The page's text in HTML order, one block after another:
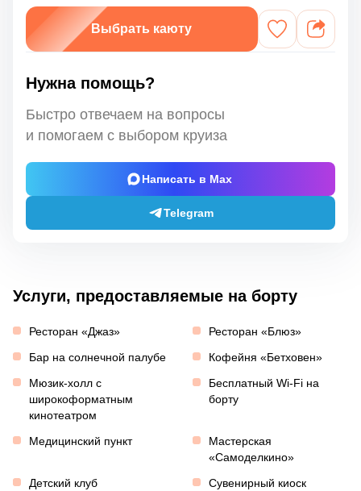
Выбрать каюту
Нужна помощь?
Быстро отвечаем на вопросы
и помогаем с выбором круиза
Написать в Max
Telegram
Услуги, предоставляемые на борту
Ресторан «Джаз»
Ресторан «Блюз»
Бар на солнечной палубе
Кофейня «Бетховен»
Мюзик-холл с
широкоформатным
кинотеатром
Бесплатный Wi-Fi на
борту
Медицинский пункт
Мастерская
«Самоделкино»
Детский клуб
Сувенирный киоск